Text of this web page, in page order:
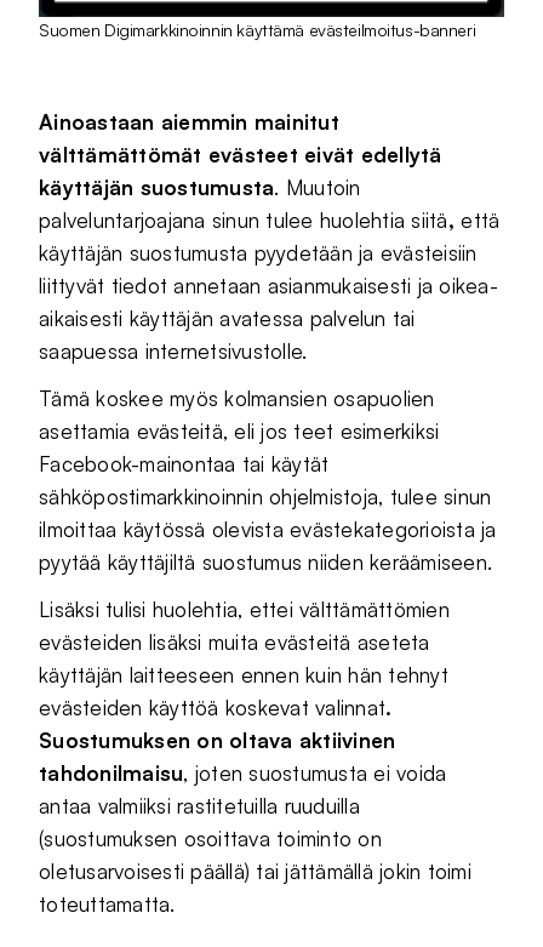
Suomen Digimarkkinoinnin käyttämä evästeilmoitus-banneri
Ainoastaan aiemmin mainitut
välttämättömät evästeet eivät edellytä
käyttäjän suostumusta. Muutoin
palveluntarjoajana sinun tulee huolehtia siitä,että
käyttäjän suostumusta pyydetään ja evästeisiin
liittyvät tiedot annetaan asianmukaisesti ja oikea-
aikaisesti käyttäjän avatessa palvelun tai
saapuessa internetsivustolle.
Tämä koskee myös kolmansien osapuolien
asettamia evästeitä, eli jos teet esimerkiksi
Facebook-mainontaa tai käytät
sähköpostimarkkinoinnin ohjelmistoja, tulee sinun
ilmoittaa käytössä olevista evästekategorioista ja
pyytää käyttäjiltä suostumus niiden keräämiseen.
Lisäksi tulisi huolehtia, ettei välttämättömien
evästeiden lisäksi muita evästeitä aseteta
käyttäjän laitteeseen ennen kuin hän tehnyt
evästeiden käyttöä koskevat valinnat.
Suostumuksen on oltava aktiivinen
tahdonilmaisu, joten suostumusta ei voida
antaa valmiiksi rastitetuilla ruuduilla
(suostumuksen osoittava toiminto on
oletusarvoisesti päällä) tai jättämällä jokin toimi
toteuttamatta.